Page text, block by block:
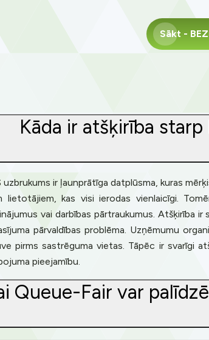
Sākt -
Kāda ir atšķirība
uzbrukums ir ļaunprātīga datplūsma, kuras
lietotājiem, kas visi ierodas vienlaicīgi.
vai darbības pārtraukumus. Atšķirība
pārvaldības problēma. Uzņēmumu
pirms sastrēguma vietas. Tāpēc ir svarīgi
pieejamību.
Queue-Fair var